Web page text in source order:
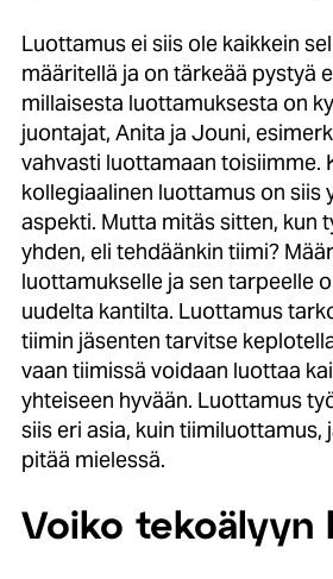
Luottamus ei siis ole kaikkein
määritellä ja on tärkeää pystyä
millaisesta luottamuksesta on
juontajat, Anita ja Jouni,
vahvasti luottamaan toisiimme.
kollegiaalinen luottamus on siis
aspekti. Mutta mitäs sitten, kun
yhden, eli tehdäänkin tiimi?
luottamukselle ja sen tarpeelle
uudelta kantilta. Luottamus
tiimin jäsenten tarvitse
vaan tiimissä voidaan luottaa
yhteiseen hyvään. Luottamus
siis eri asia, kuin tiimiluottamus,
pitää mielessä.
Voiko tekoälyyn